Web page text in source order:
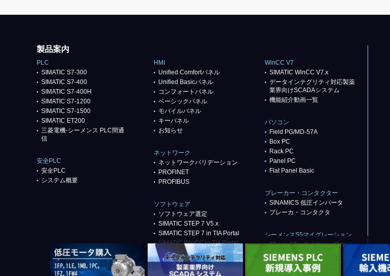
製品案内
PLC
SIMATIC S7-300
SIMATIC S7-400
SIMATIC S7-400H
SIMATIC S7-1200
SIMATIC S7-1500
SIMATIC ET200
三菱電機-シーメンス PLC間通
信
安全PLC
安全PLC
システム概要
HMI
Unified Comfortパネル
Unified Basicパネル
コンフォートパネル
ベーシックパネル
モバイルパネル
キーパネル
お知らせ
ネットワーク
ネットワークバリデーション
PROFlNET
PROFIBUS
ソフトウェア
ソフトウェア選定
SIMATIC STEP 7 V5.x
SIMATIC STEP 7 in TIA Portal
SIMATIC WinCC in TIA Portal
WinCC V7
SIMATIC WinCC V7.x
データインテグリティ対応製薬
業界向けSCADAシステム
機能紹介動画一覧
パソコン
Field PG/MD-57A
Box PC
Rack PC
Panel PC
Flat Panel Basic
ブレーカー・コンタクター
SINAMICS 低圧インバータ
ブレーカ・コンタクタ
シーメンスS5マイグレーション
S5からS7へのリニューアル／
リプレース
代替推奨品（基本パターン）